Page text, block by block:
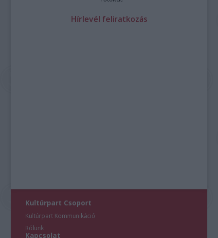
Hírlevél feliratkozás
Kultúrpart Csoport
Kultúrpart Kommunikáció
Rólunk
Kapcsolat